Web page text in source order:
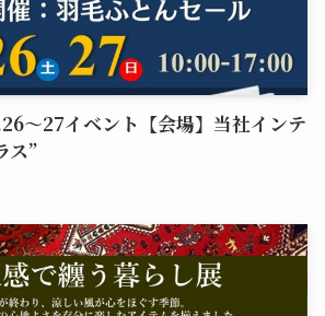
～27イベント【会場】当社インテ
ス”